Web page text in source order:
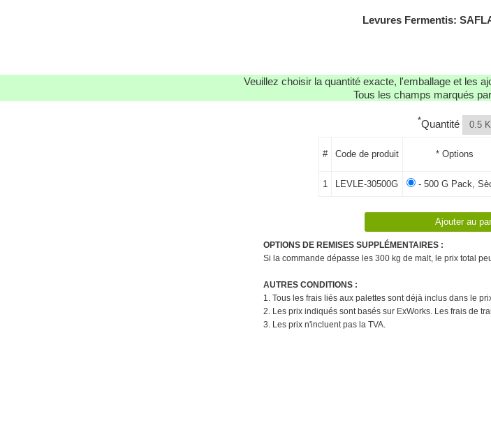
Levures Fermentis:
Veuillez choisir la quantité exacte, l'emballage et les
Tous les champs marqués
*Quantité
# Code de produit * Options
1 LEVLE-30500G - 500 G Pack,
OPTIONS DE REMISES SUPPLÉMENTAIRES :
Si la commande dépasse les 300 kg de malt, le prix total
AUTRES CONDITIONS :
1. Tous les frais liés aux palettes sont déjà inclus dans le
2. Les prix indiqués sont basés sur ExWorks. Les frais de
3. Les prix n'incluent pas la TVA.